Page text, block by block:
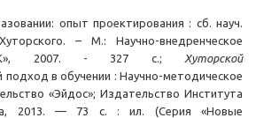
опыт проектирования : сб. науч.
– М.: Научно-внедренческое
2007. - 327 с.; Хуторской
в обучении : Научно-методическое
«Эйдос»; Издательство Института
2013. — 73 с. : ил. (Серия «Новые